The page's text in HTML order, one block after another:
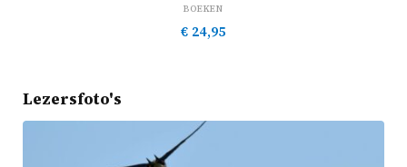
BOEKEN
€ 24,95
Lezersfoto's